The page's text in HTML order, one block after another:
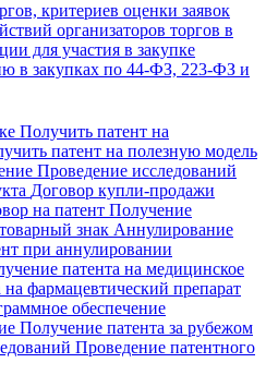
критериев оценки заявок
организаторов торгов в
для участия в закупке
в закупках по 44-ФЗ, 223-ФЗ и
Получить патент на
патент на полезную модель
Проведение исследований
Договор купли-продажи
на патент Получение
знак Аннулирование
при аннулировании
патента на медицинское
фармацевтический препарат
обеспечение
Получение патента за рубежом
Проведение патентного